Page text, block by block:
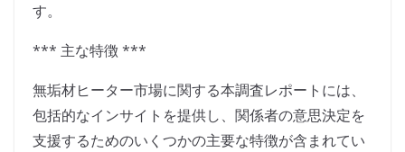
す。
*** 主な特徴 ***
無垢材ヒーター市場に関する本調査レポートには、
包括的なインサイトを提供し、関係者の意思決定を
支援するためのいくつかの主要な特徴が含まれてい